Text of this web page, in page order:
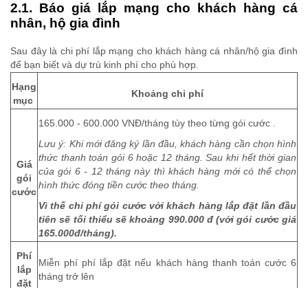
2.1. Báo giá lắp mạng cho khách hàng cá
nhân, hộ gia đình
Sau đây là chi phí lắp mạng cho khách hàng cá nhân/hộ gia đình
để bạn biết và dự trù kinh phí cho phù hợp.
Hạng
mục
Khoảng chi phí
Giá
gói
cước
165.000 - 600.000 VNĐ/tháng tùy theo từng gói cước .
Lưu ý: Khi mới đăng ký lần đầu, khách hàng cần chọn hình
thức thanh toán gói 6 hoặc 12 tháng. Sau khi hết thời gian
của gói 6 - 12 tháng này thì khách hàng mới có thể chọn
hình thức đóng tiền cước theo tháng.
Vì thế chi phí gói cước với khách hàng lắp đặt lần đầu
tiên sẽ tối thiểu sẽ khoảng 990.000 đ (với gói cước giá
165.000đ/tháng).
Phí
lắp
đặt
Miễn phí phí lắp đặt nếu khách hàng thanh toán cước 6
tháng trở lên